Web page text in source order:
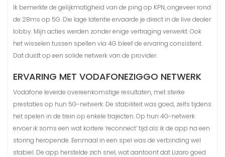
Ik bemerkte de gelijkmatigheid van de ping op KPN, ongeveer rond
de 28ms op 5G. Die lage latentie ervaarde je direct in de live dealer
lobby. Mijn acties werden zonder enige vertraging verwerkt. Ook
het wisselen tussen spellen via 4G bleef de ervaring consistent.
Dat duidt op een solide netwerk van de provider.
ERVARING MET VODAFONEZIGGO NETWERK
Vodafone leverde overeenkomstige resultaten, met sterke
prestaties op hun 5G-netwerk. De stabiliteit was goed, zelfs tijdens
het spelen in de trein op enkele trajecten. Op hun 4G-netwerk
ervoer ik soms een wat kortere ‘reconnect’ tijd als ik de app na een
storing heropende. Eenmaal in een spel was de verbinding wel
stabiel. De app herstelde zich snel, wat aantoont dat Lizaro goed